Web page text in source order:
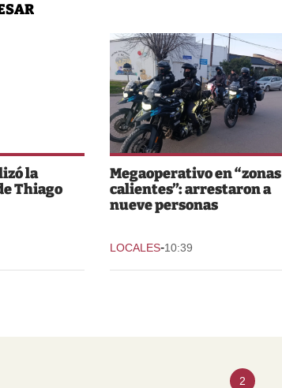
la
Thiago
Megaoperativo en “zonas
calientes”: arrestaron a
nueve personas
LOCALES-10:39
2